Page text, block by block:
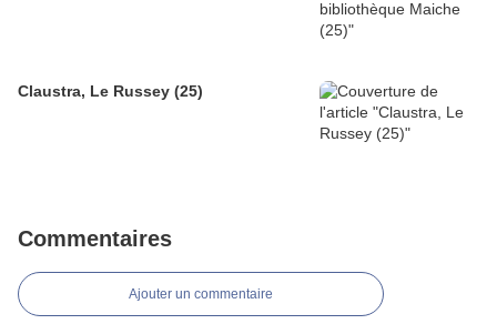
Claustra, Le Russey (25)
Commentaires
Ajouter un commentaire